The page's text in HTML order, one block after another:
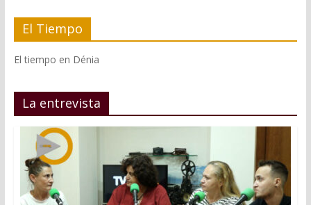
El Tiempo
El tiempo en Dénia
La entrevista